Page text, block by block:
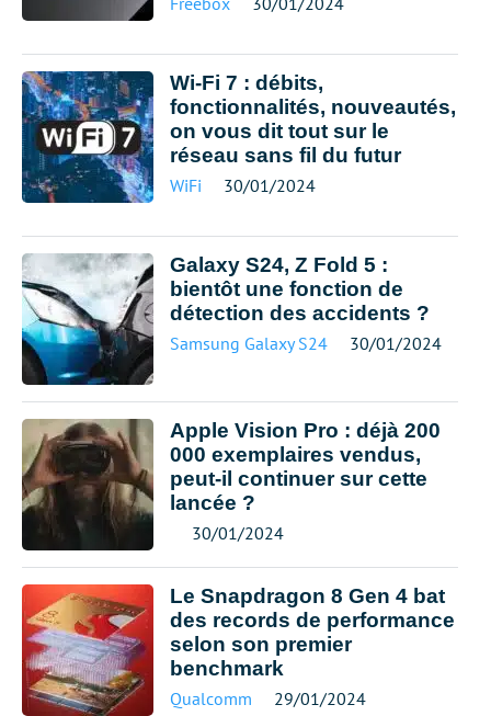
Wi-Fi 7 : débits,
fonctionnalités, nouveautés,
on vous dit tout sur le
réseau sans fil du futur
WiFi 30/01/2024
Galaxy S24, Z Fold 5 :
bientôt une fonction de
détection des accidents ?
Samsung Galaxy S24 30/01/2024
Apple Vision Pro : déjà 200
000 exemplaires vendus,
peut-il continuer sur cette
lancée ?
30/01/2024
Le Snapdragon 8 Gen 4 bat
des records de performance
selon son premier
benchmark
Qualcomm 29/01/2024